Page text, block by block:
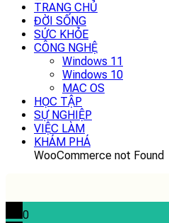
TRANG CHỦ
ĐỜI SỐNG
SỨC KHỎE
CÔNG NGHỆ
Windows 11
Windows 10
MAC OS
HỌC TẬP
SỰ NGHIỆP
VIỆC LÀM
KHÁM PHÁ
WooCommerce not Found
0